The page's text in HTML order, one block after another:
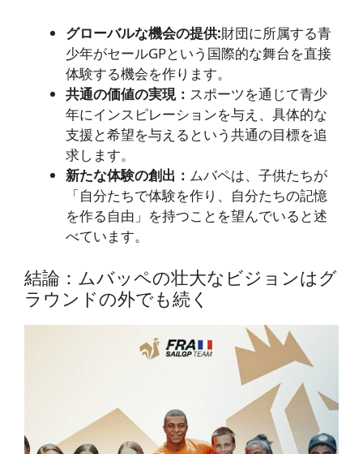
グローバルな機会の提供:財団に所属する青
少年がセールGPという国際的な舞台を直接
体験する機会を作ります。
共通の価値の実現： スポーツを通じて青少
年にインスピレーションを与え、具体的な
支援と希望を与えるという共通の目標を追
求します。
新たな体験の創出： ムバペは、子供たちが
「自分たちで体験を作り、自分たちの記憶
を作る自由」を持つことを望んでいると述
べています。
結論：ムバッペの壮大なビジョンはグ
ラウンドの外でも続く